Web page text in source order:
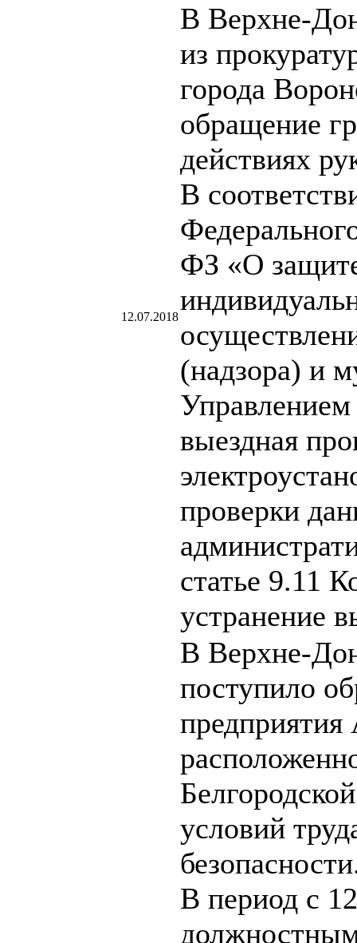
12.07.2018
В Верхне-
из
города
обращение
действиях
В
ФЗ «О
(надзора) и
Управлением
выездная
проверки
статье 9.11
устранение
В Верхне-
поступило
условий
В период с